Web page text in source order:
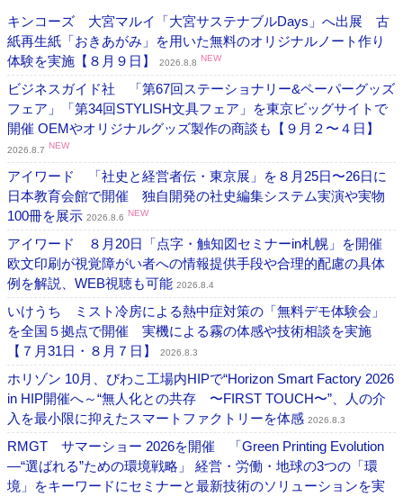
キンコーズ 大宮マルイ「大宮サステナブルDays」へ出展 古
紙再生紙「おきあがみ」を用いた無料のオリジナルノート作り
体験を実施【８月９日】
2026.8.8 NEW
ビジネスガイド社 「第67回ステーショナリー&ペーパーグッズ
フェア」「第34回STYLISH文具フェア」を東京ビッグサイトで
開催 OEMやオリジナルグッズ製作の商談も【９月２〜４日】
2026.8.7 NEW
アイワード 「社史と経営者伝・東京展」を８月25日〜26日に
日本教育会館で開催 独自開発の社史編集システム実演や実物
100冊を展示 2026.8.6 NEW
アイワード ８月20日「点字・触知図セミナーin札幌」を開催
欧文印刷が視覚障がい者への情報提供手段や合理的配慮の具体
例を解説、WEB視聴も可能 2026.8.4
いけうち ミスト冷房による熱中症対策の「無料デモ体験会」
を全国５拠点で開催 実機による霧の体感や技術相談を実施
【７月31日・８月７日】
2026.8.3
ホリゾン 10月、びわこ工場内HIPで“Horizon Smart Factory 2026
in HIP開催へ～“無人化との共存 〜FIRST TOUCH〜”、人の介
入を最小限に抑えたスマートファクトリーを体感 2026.8.3
RMGT サマーショー 2026を開催 「Green Printing Evolution
―“選ばれる”ための環境戦略」 経営・労働・地球の3つの「環
境」をキーワードにセミナーと最新技術のソリューションを実